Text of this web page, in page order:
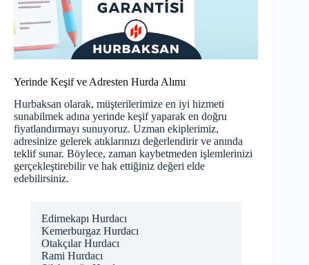
Yerinde Keşif ve Adresten Hurda Alımı
Hurbaksan olarak, müşterilerimize en iyi hizmeti
sunabilmek adına yerinde keşif yaparak en doğru
fiyatlandırmayı sunuyoruz. Uzman ekiplerimiz,
adresinize gelerek atıklarınızı değerlendirir ve anında
teklif sunar. Böylece, zaman kaybetmeden işlemlerinizi
gerçekleştirebilir ve hak ettiğiniz değeri elde
edebilirsiniz.
Edirnekapı Hurdacı
Kemerburgaz Hurdacı
Otakçılar Hurdacı
Rami Hurdacı